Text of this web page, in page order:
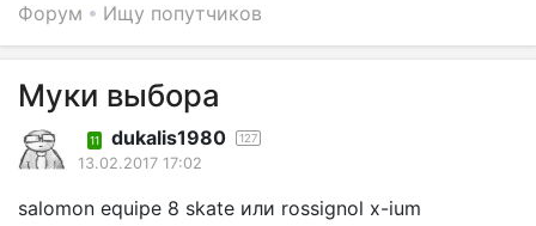
Форум Ищу попутчиков
Муки выбора
11 dukalis1980 127
13.02.2017 17:02
salomon equipe 8 skate или rossignol x-ium